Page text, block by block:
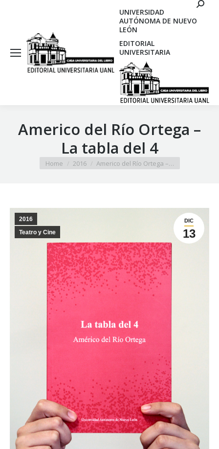
UNIVERSIDAD
AUTÓNOMA DE NUEVO
LEÓN
EDITORIAL
UNIVERSITARIA
Americo del Río Ortega –
La tabla del 4
You are here:
Home 2016 Americo del Río Ortega –…
DIC
13
2016
Teatro y Cine